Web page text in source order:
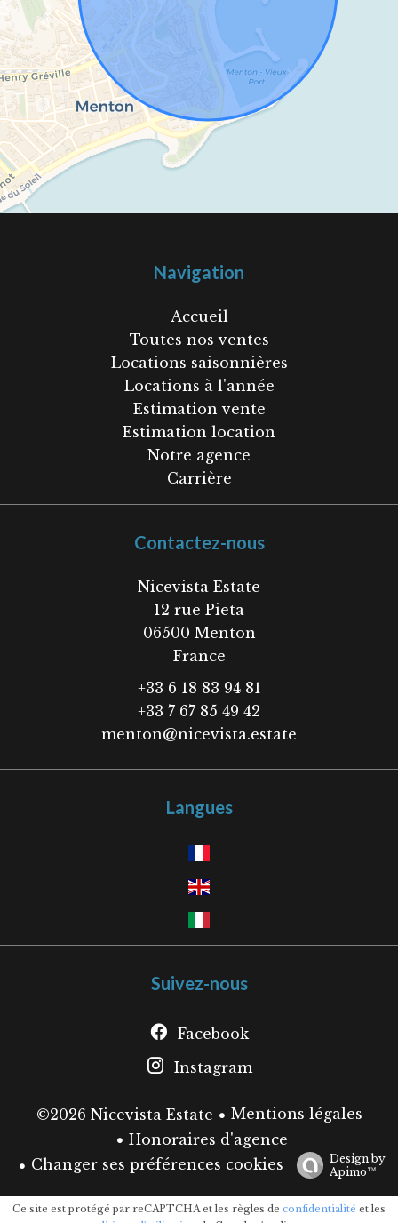
Navigation
Accueil
Toutes nos ventes
Locations saisonnières
Locations à l'année
Estimation vente
Estimation location
Notre agence
Carrière
Contactez-nous
Nicevista Estate
12 rue Pieta
06500 Menton
France
+33 6 18 83 94 81
+33 7 67 85 49 42
menton@nicevista.estate
Langues
Suivez-nous
Facebook
Instagram
©2026 Nicevista Estate
Mentions légales
Honoraires d'agence
Changer ses préférences cookies
Design by
Apimo™
Ce site est protégé par reCAPTCHA et les règles de confidentialité et les